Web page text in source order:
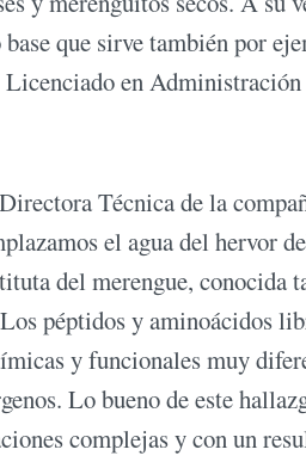
que sirve también por
en
Técnica de la
el agua del hervor
del merengue, conocida
péptidos y aminoácidos
y funcionales muy
Lo bueno de este
complejas y con un